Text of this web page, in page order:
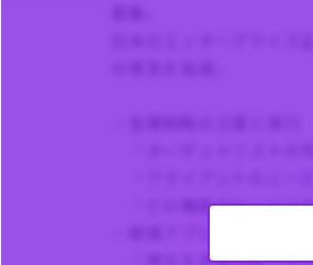
└クライアントのニー
└どの機能やサービス
・新規アプローチから契
└単なる営業活動では